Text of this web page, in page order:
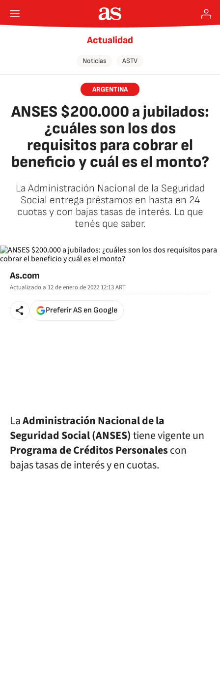
Actualidad
Noticias ASTV
ARGENTINA
ANSES $200.000 a jubilados:
¿cuáles son los dos
requisitos para cobrar el
beneficio y cuál es el monto?
La Administración Nacional de la Seguridad
Social entrega préstamos en hasta en 24
cuotas y con bajas tasas de interés. Lo que
tenés que saber.
As.com
Actualizado a 12 de enero de 2022 12:13ART
Preferir AS en Google
LaAdministración Nacional de la
Seguridad Social (ANSES)tiene vigente un
Programa de Créditos Personalescon
bajas tasas de interés y en cuotas.